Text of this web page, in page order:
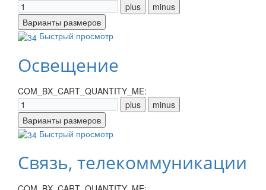
Быстрый просмотр
Освещение
COM_BX_CART_QUANTITY_ME:
Быстрый просмотр
Связь, телекоммуникации